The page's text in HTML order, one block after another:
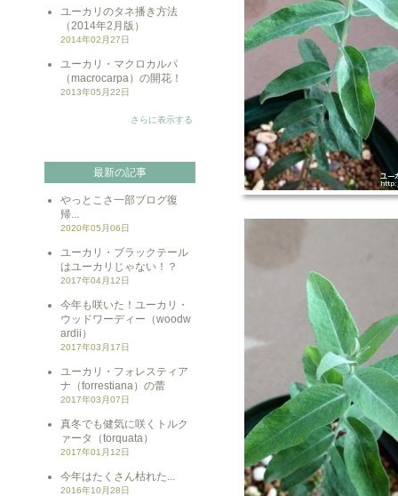
ユーカリのタネ播き方法
（2014年2月版）
2014年02月27日
ユーカリ・マクロカルパ
（macrocarpa）の開花！
2013年05月22日
さらに表示する
最新の記事
やっとこさ一部ブログ復
帰...
2020年05月06日
ユーカリ・ブラックテール
はユーカリじゃない！？
2017年04月12日
今年も咲いた！ユーカリ・
ウッドワーディー（woodw
ardii）
2017年03月17日
ユーカリ・フォレスティア
ナ（forrestiana）の蕾
2017年03月07日
真冬でも健気に咲くトルク
ァータ（torquata）
2017年01月12日
今年はたくさん枯れた...
2016年10月28日